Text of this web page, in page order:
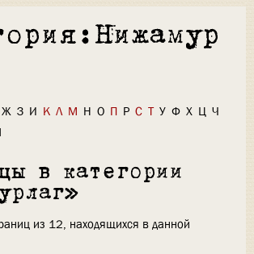
Ж З И К Л М Н О П Р С Т У Ф Х Ц Ч
в категории
из 12, находящихся в данной